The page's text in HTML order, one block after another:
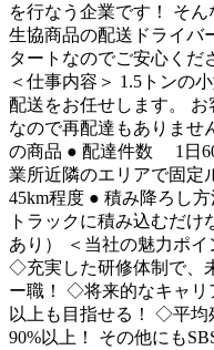
を行なう企業です！ そ
生協商品の配送ドライバ
タートなのでご安心くだ
＜仕事内容＞ 1.5トンの
配送をお任せします。 お
なので再配達もありま
の商品 ● 配達件数 1日
業所近隣のエリアで固
45km程度 ● 積み降ろし
トラックに積み込むだ
あり） ＜当社の魅力ポ
◇充実した研修体制で、
ー職！ ◇将来的なキャリ
以上も目指せる！ ◇平均
90%以上！ その他にも